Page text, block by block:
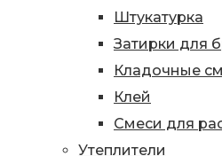
Штукатурка
Затирки для
Кладочные
Клей
Смеси для
Утеплители